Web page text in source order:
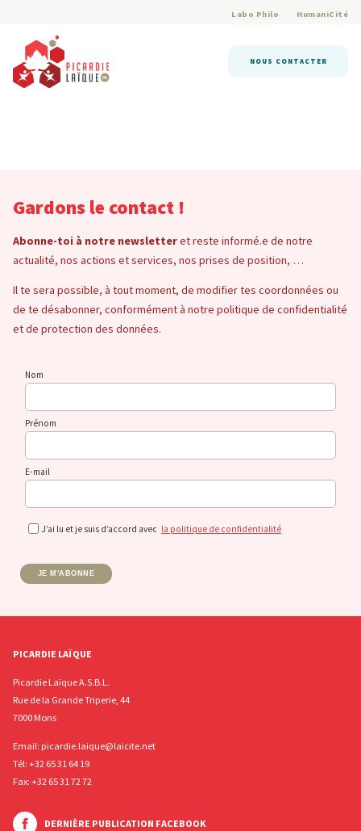
Labo Philo HumaniCité
NOUS CONTACTER
Gardons le contact !
Abonne-toi à notre newsletteret reste informé.e de notre
actualité, nos actions et services, nos prises de position, …
Il te sera possible, à tout moment, de modifier tes coordonnées ou
de te désabonner, conformément à notre politique de confidentialité
et de protection des données.
Nom
Prénom
E-mail
J’ai lu et je suis d’accord avec la politique de confidentialité
JE M'ABONNE
PICARDIE LAÏQUE
Picardie Laïque A.S.B.L.
Rue de la Grande Triperie, 44
7000 Mons
Email: picardie.laique@laicite.net
Tél: +32 65 31 64 19
Fax: +32 65 31 72 72
DERNIÈRE PUBLICATION FACEBOOK